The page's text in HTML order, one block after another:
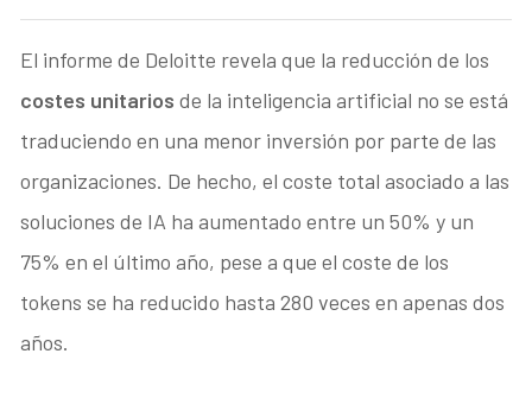
El informe de Deloitte revela que la reducción de los
costes unitarios de la inteligencia artificial no se está
traduciendo en una menor inversión por parte de las
organizaciones. De hecho, el coste total asociado a las
soluciones de IA ha aumentado entre un 50% y un
75% en el último año, pese a que el coste de los
tokens se ha reducido hasta 280 veces en apenas dos
años.